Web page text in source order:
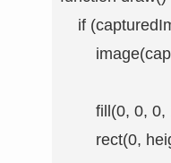
if
fill(0, 0,
rect(0,